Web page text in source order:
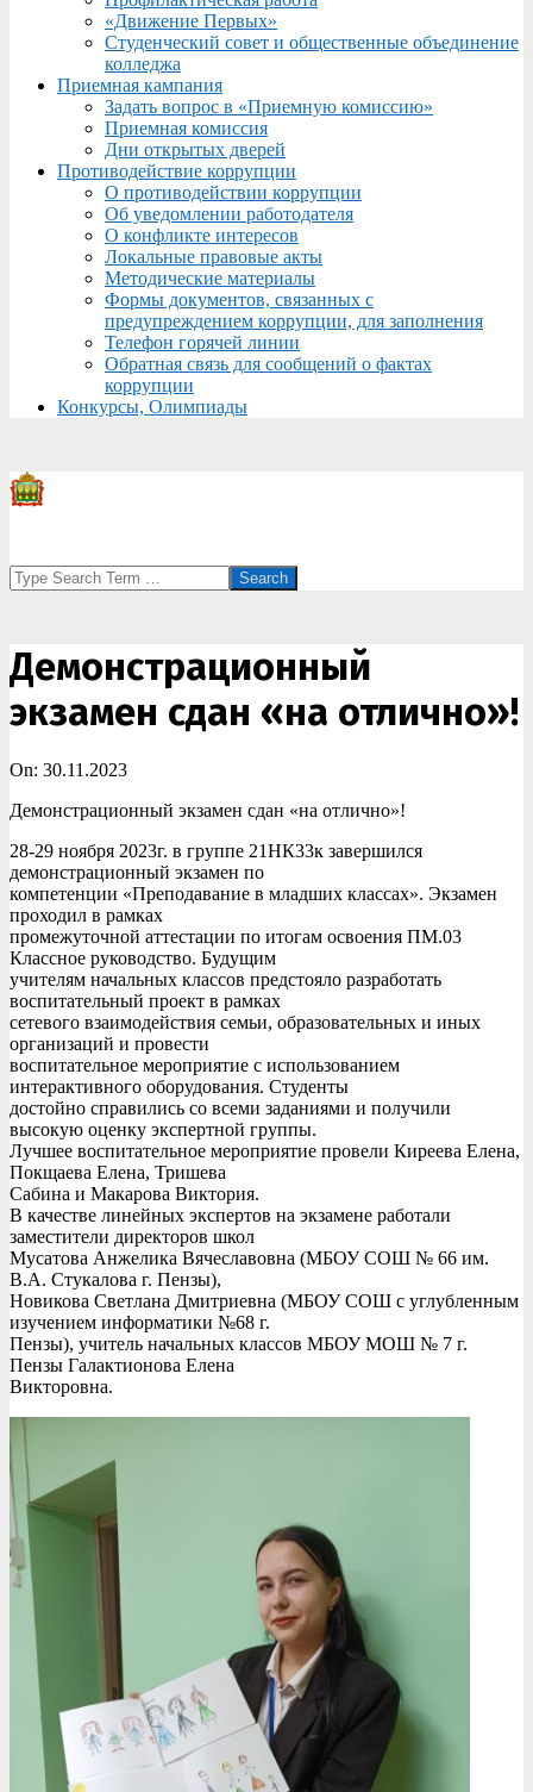
«Движение Первых»
Студенческий совет и общественные объединение
колледжа
Приемная кампания
Задать вопрос в «Приемную комиссию»
Приемная комиссия
Дни открытых дверей
Противодействие коррупции
О противодействии коррупции
Об уведомлении работодателя
О конфликте интересов
Локальные правовые акты
Методические материалы
Формы документов, связанных с
предупреждением коррупции, для заполнения
Телефон горячей линии
Обратная связь для сообщений о фактах
коррупции
Конкурсы, Олимпиады
Search
Демонстрационный
экзамен сдан «на отлично»!
On: 30.11.2023
Демонстрационный экзамен сдан «на отлично»!
28-29 ноября 2023г. в группе 21НК33к завершился
демонстрационный экзамен по
компетенции «Преподавание в младших классах». Экзамен
проходил в рамках
промежуточной аттестации по итогам освоения ПМ.03
Классное руководство. Будущим
учителям начальных классов предстояло разработать
воспитательный проект в рамках
сетевого взаимодействия семьи, образовательных и иных
организаций и провести
воспитательное мероприятие с использованием
интерактивного оборудования. Студенты
достойно справились со всеми заданиями и получили
высокую оценку экспертной группы.
Лучшее воспитательное мероприятие провели Киреева Елена,
Покщаева Елена, Тришева
Сабина и Макарова Виктория.
В качестве линейных экспертов на экзамене работали
заместители директоров школ
Мусатова Анжелика Вячеславовна (МБОУ СОШ № 66 им.
В.А. Стукалова г. Пензы),
Новикова Светлана Дмитриевна (МБОУ СОШ с углубленным
изучением информатики №68 г.
Пензы), учитель начальных классов МБОУ МОШ № 7 г.
Пензы Галактионова Елена
Викторовна.